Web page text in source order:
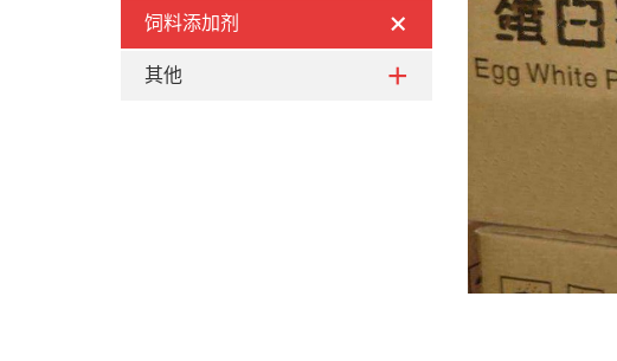
饲料添加剂
其他